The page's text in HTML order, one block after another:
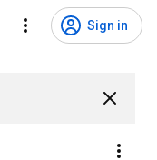
Sign in